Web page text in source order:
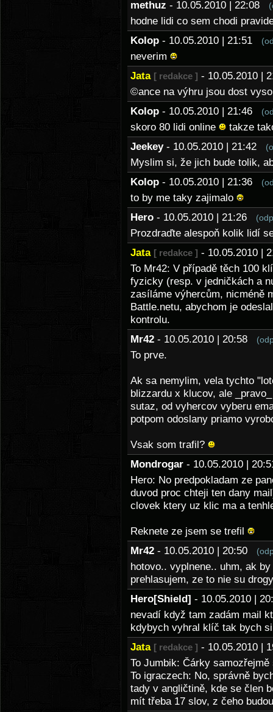
methuz - 10.05.2010 | 22:08
hodne lidi co sem chodi
Kolop - 10.05.2010 | 21:51
neverim
Jata [ redakce ] - 10.05.2010 |
©ance na výhru jsou dost
Kolop - 10.05.2010 | 21:46
skoro 80 lidi online
takze
Jeekey - 10.05.2010 | 21:42
Myslim si, že jich bude tolik,
Kolop - 10.05.2010 | 21:36
to by me taky zajimalo
Hero - 10.05.2010 | 21:26
Prozdraďte alespoň kolik lidí
Jata [ redakce ] - 10.05.2010 |
To Mr42: V případě těch 100
fyzicky (resp. v jedničkách a
zasíláme výhercům, nicméně
Battle.netu, abychom je
kontrolu.
Mr42 - 10.05.2010 | 20:58
To prve.
Ak sa nemylim, vela tychto
blizzardu x klucov, ale
sutaz, od vyhercov vyberu
potpom odoslany priamo
Vsak som trafil?
Mondrogar - 10.05.2010 |
Hero: No predpokladam ze
duvod proc chteji ten dany
clovek ktery uz klic ma a
Reknete ze jsem se trefil
Mr42 - 10.05.2010 | 20:50
hotovo.. vyplnene.. uhm, ak
prehlasujem, ze to nie su
Hero[Shield] - 10.05.2010 |
nevadí když tam zadám mail
kdybych vyhral klíč tak bych
Jata [ redakce ] - 10.05.2010 |
To Jumbik: Čárky samozřejmě
To igraczech: No, správně
tady v angličtině, kde se člen
mít třeba 17 slov, z čeho